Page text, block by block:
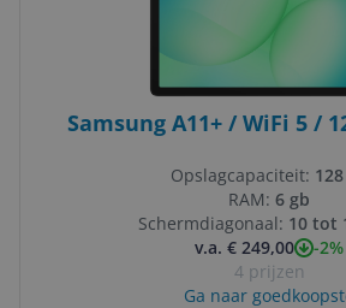
Samsung A11+ / WiFi 5 /
Opslagcapaciteit:
RAM: 6 gb
Schermdiagonaal: 10 tot
v.a. € 249,00
-2%
4 prijzen
Ga naar